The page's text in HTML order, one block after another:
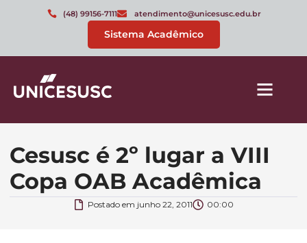
(48) 99156-7111 atendimento@unicesusc.edu.br
Sistema Acadêmico
Cesusc é 2º lugar a VIII
Copa OAB Acadêmica
Postado em junho 22, 2011 00:00